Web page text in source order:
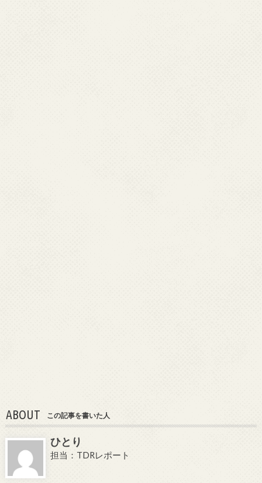
ABOUT この記事を書いた人
ひとり
担当：TDRレポート